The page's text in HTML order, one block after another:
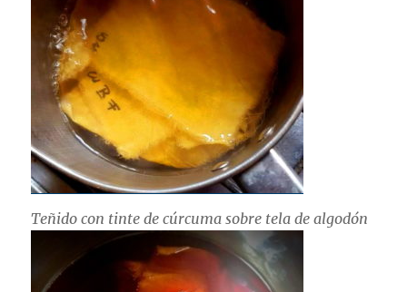
Teñido con tinte de cúrcuma sobre tela de algodón